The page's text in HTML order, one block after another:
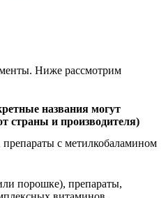
Ниже рассмотрим
названия могут
страны и производителя)
с метилкобаламином
порошке), препараты,